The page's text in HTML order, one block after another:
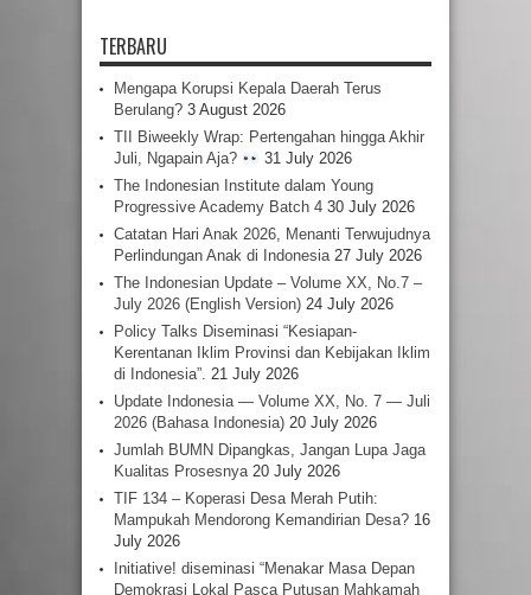
TERBARU
Mengapa Korupsi Kepala Daerah Terus
Berulang? 3 August 2026
TII Biweekly Wrap: Pertengahan hingga Akhir
Juli, Ngapain Aja?
31 July 2026
The Indonesian Institute dalam Young
Progressive Academy Batch 4 30 July 2026
Catatan Hari Anak 2026, Menanti Terwujudnya
Perlindungan Anak di Indonesia 27 July 2026
The Indonesian Update – Volume XX, No.7 –
July 2026 (English Version) 24 July 2026
Policy Talks Diseminasi “Kesiapan-
Kerentanan Iklim Provinsi dan Kebijakan Iklim
di Indonesia”. 21 July 2026
Update Indonesia — Volume XX, No. 7 — Juli
2026 (Bahasa Indonesia) 20 July 2026
Jumlah BUMN Dipangkas, Jangan Lupa Jaga
Kualitas Prosesnya 20 July 2026
TIF 134 – Koperasi Desa Merah Putih:
Mampukah Mendorong Kemandirian Desa? 16
July 2026
Initiative! diseminasi “Menakar Masa Depan
Demokrasi Lokal Pasca Putusan Mahkamah